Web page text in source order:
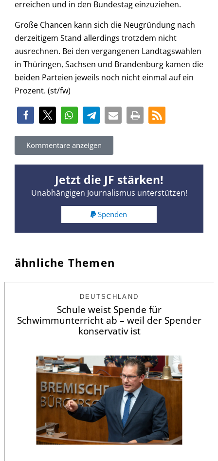
erreichen und in den Bundestag einzuziehen.
Große Chancen kann sich die Neugründung nach
derzeitigem Stand allerdings trotzdem nicht
ausrechnen. Bei den vergangenen Landtagswahlen
in Thüringen, Sachsen und Brandenburg kamen die
beiden Parteien jeweils noch nicht einmal auf ein
Prozent. (st/fw)
Kommentare anzeigen
Jetzt die JF stärken!
Unabhängigen Journalismus unterstützen!
Spenden
ähnliche Themen
DEUTSCHLAND
Schule weist Spende für
Schwimmunterricht ab – weil der Spender
konservativ ist